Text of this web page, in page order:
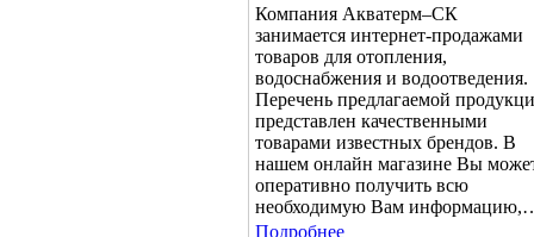
Компания Акватерм–СК
занимается интернет-продажами
товаров для отопления,
водоснабжения и водоотведения.
Перечень предлагаемой
представлен качественными
товарами известных брендов. В
нашем онлайн магазине Вы
оперативно получить всю
необходимую Вам
Подробнее